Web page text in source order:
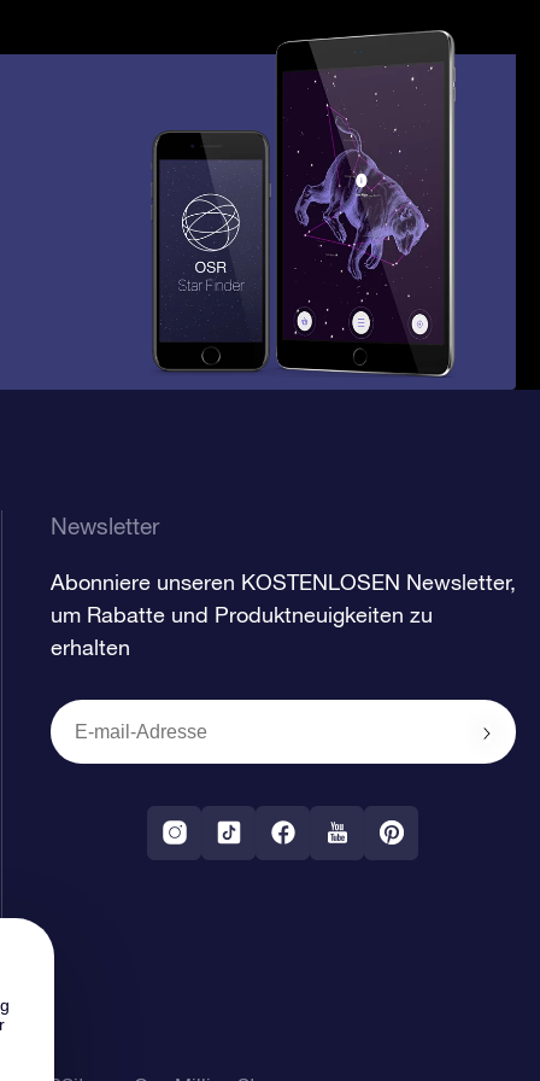
Newsletter
Abonniere unseren KOSTENLOSEN Newsletter,
um Rabatte und Produktneuigkeiten zu
erhalten